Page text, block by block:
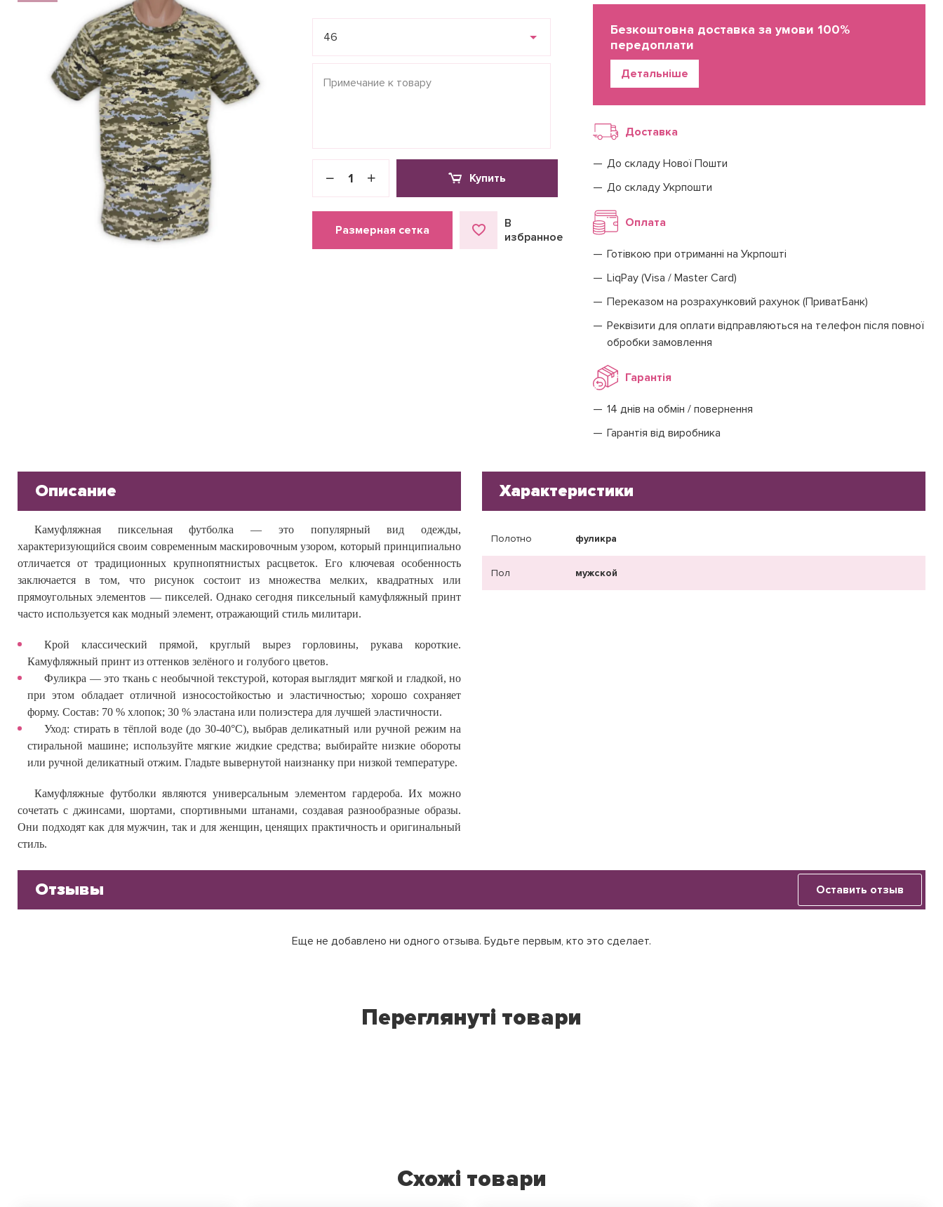
46
Купить
Размерная сетка
В
избранное
Детальніше
Безкоштовна доставка за умови 100%
передоплати
Доставка
До складу Нової Пошти
До складу Укрпошти
Оплата
Готівкою при отриманні на Укрпошті
LiqPay (Visa / Master Card)
Переказом на розрахунковий рахунок (ПриватБанк)
Реквізити для оплати відправляються на телефон після повної
обробки замовлення
Гарантія
14 днів на обмін / повернення
Гарантія від виробника
Описание
Камуфляжная пиксельная футболка — это популярный вид одежды,
характеризующийся своим современным маскировочным узором, который принципиально
отличается от традиционных крупнопятнистых расцветок. Его ключевая особенность
заключается в том, что рисунок состоит из множества мелких, квадратных или
прямоугольных элементов — пикселей. Однако сегодня пиксельный камуфляжный принт
часто используется как модный элемент, отражающий стиль милитари.
Крой классический прямой, круглый вырез горловины, рукава короткие.
Камуфляжный принт из оттенков зелёного и голубого цветов.
Фуликра — это ткань с необычной текстурой, которая выглядит мягкой и гладкой, но
при этом обладает отличной износостойкостью и эластичностью; хорошо сохраняет
форму. Состав: 70 % хлопок; 30 % эластана или полиэстера для лучшей эластичности.
Уход: стирать в тёплой воде (до 30-40°C), выбрав деликатный или ручной режим на
стиральной машине; используйте мягкие жидкие средства; выбирайте низкие обороты
или ручной деликатный отжим. Гладьте вывернутой наизнанку при низкой температуре.
Камуфляжные футболки являются универсальным элементом гардероба. Их можно
сочетать с джинсами, шортами, спортивными штанами, создавая разнообразные образы.
Они подходят как для мужчин, так и для женщин, ценящих практичность и оригинальный
стиль.
Характеристики
Полотно фуликра
Пол мужской
Отзывы
Еще не добавлено ни одного отзыва. Будьте первым, кто это сделает.
Оставить отзыв
Переглянуті товари
Схожі товари